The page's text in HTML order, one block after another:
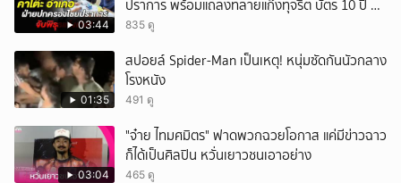
03:44
ปราการ พร้อมแถลงทลายแก๊งทุจริต บัตร 10 ปี ที่
แม่สอด
835 ดู
01:35
สปอยล์ Spider-Man เป็นเหตุ! หนุ่มซัดกันนัวกลาง
โรงหนัง
491 ดู
03:04
"จ๋าย ไทมศมิตร" ฟาดพวกฉวยโอกาส แค่มีข่าวฉาว
ก็ได้เป็นศิลปิน หวั่นเยาวชนเอาอย่าง
465 ดู